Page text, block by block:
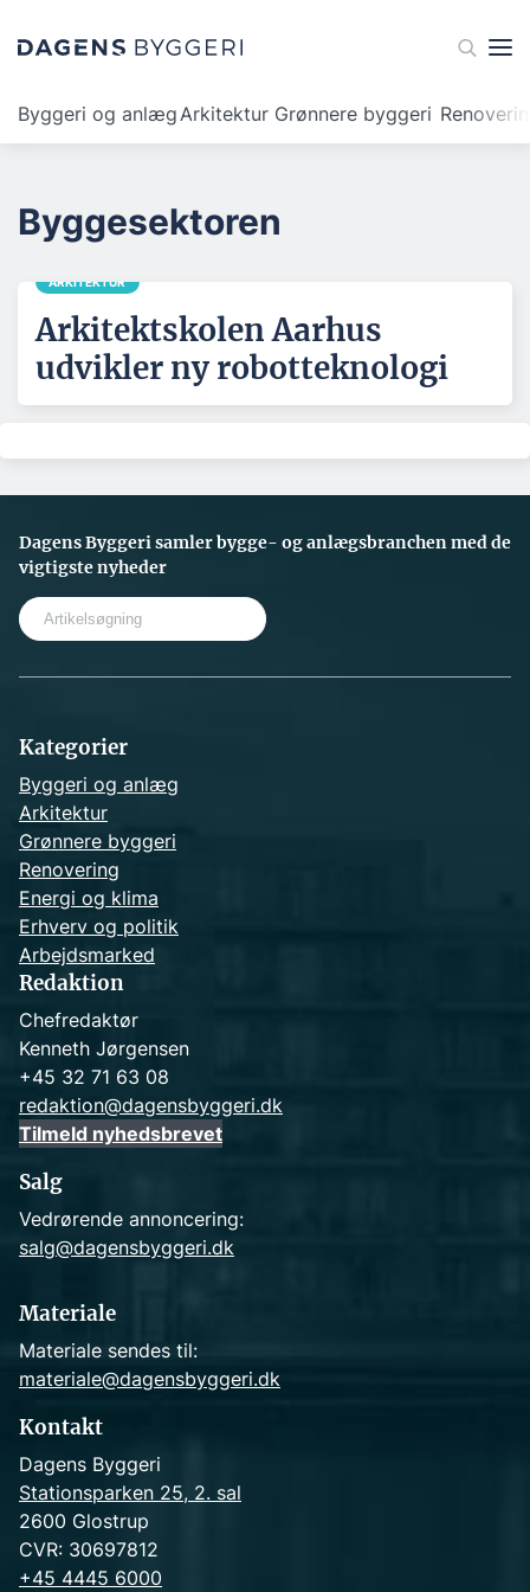
Byggeri og anlægArkitektur Grønnere byggeri
Byggesektoren
ARKITEKTUR
Arkitektskolen Aarhus
udvikler ny robotteknologi
Dagens Byggeri samler bygge- og anlægsbranchen med de
vigtigste nyheder
Kategorier
Byggeri og anlæg
Arkitektur
Grønnere byggeri
Renovering
Energi og klima
Erhverv og politik
Arbejdsmarked
Redaktion
Chefredaktør
Kenneth Jørgensen
+45 32 71 63 08
redaktion@dagensbyggeri.dk
Tilmeld nyhedsbrevet
Salg
Vedrørende annoncering:
salg@dagensbyggeri.dk
Materiale
Materiale sendes til:
materiale@dagensbyggeri.dk
Kontakt
Dagens Byggeri
Stationsparken 25, 2. sal
2600 Glostrup
CVR: 30697812
+45 4445 6000